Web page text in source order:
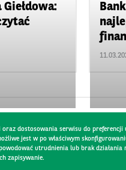
dostosowania serwisu do preferencji
jest w po właściwym
utrudnienia lub brak
zapisywanie.